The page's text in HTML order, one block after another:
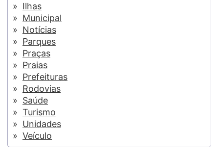
Ilhas
Municipal
Notícias
Parques
Praças
Praias
Prefeituras
Rodovias
Saúde
Turismo
Unidades
Veículo